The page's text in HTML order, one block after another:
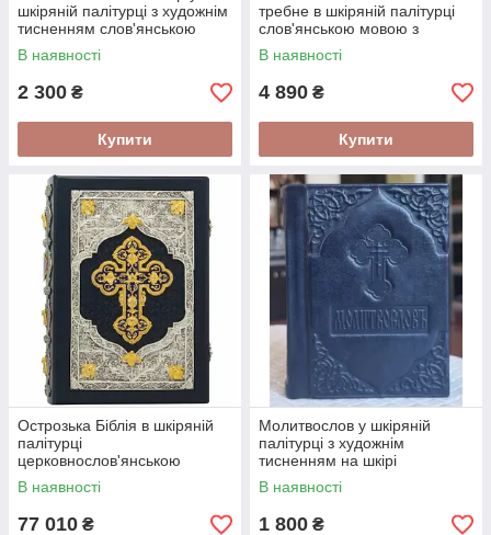
шкіряній палітурці з художнім
тисненням слов'янською
мовою 18*11 см
В наявності
2 300 ₴
Купити
требне в шкіряній палітурці
слов'янською мовою з
накладкою Воскресіння
посріблена
В наявності
4 890 ₴
Купити
Острозька Біблія в шкіряній
палітурці
церковнослов'янською
мовою з українським
перекладом
В наявності
77 010 ₴
Молитвослов у шкіряній
палітурці з художнім
тисненням на шкірі
слов'янською мовою 11,5*8,5
см
В наявності
1 800 ₴